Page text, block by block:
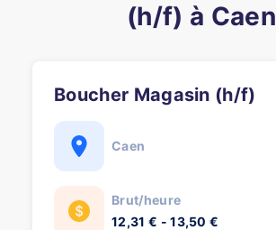
(h/f) à Caen
Boucher Magasin (h/f)
Caen
Brut/heure
12,31 € - 13,50 €